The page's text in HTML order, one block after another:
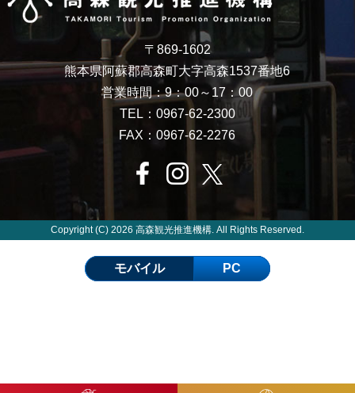
〒869-1602
熊本県阿蘇郡高森町大字高森1537番地6
営業時間：9：00～17：00
TEL：0967-62-2300
FAX：0967-62-2276
Copyright (C) 2026 高森観光推進機構. All Rights Reserved.
モバイル PC